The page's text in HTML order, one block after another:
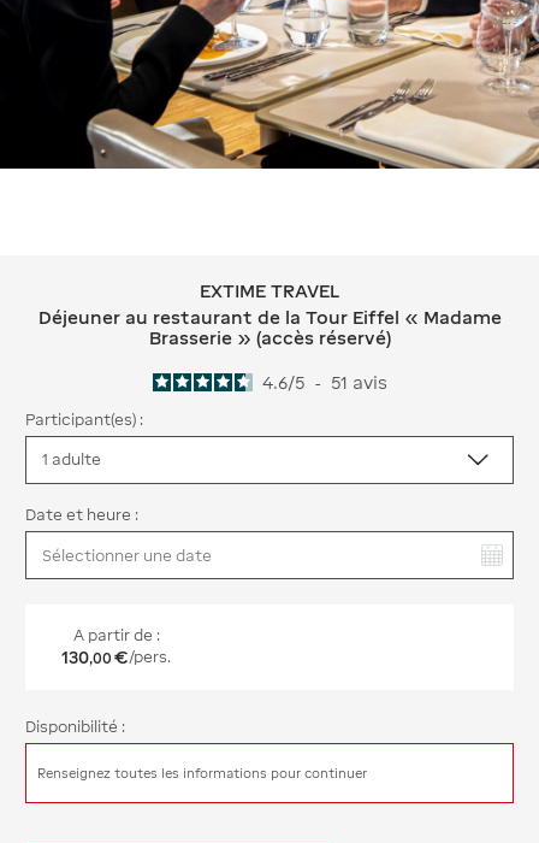
EXTIME TRAVEL Déjeuner au
EXTIME TRAVEL
Déjeuner au restaurant de la Tour Eiffel « Madame
Brasserie » (accès réservé)
4.6/5 - 51 avis
Participant(es) :
Date et heure :
A partir de :
130,00 €/pers.
Disponibilité :
Renseignez toutes les informations pour continuer